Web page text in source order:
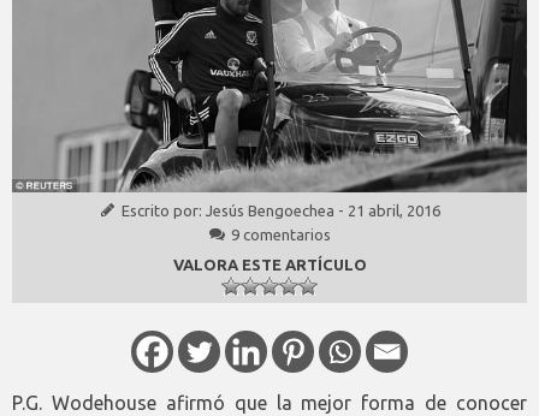
Escrito por: Jesús Bengoechea - 21 abril, 2016
9 comentarios
VALORA ESTE ARTÍCULO
P.G. Wodehouse afirmó que la mejor forma de conocer